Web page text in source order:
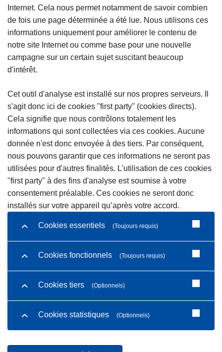
Internet. Cela nous permet notamment de savoir combien
de fois une page déterminée a été lue. Nous utilisons ces
informations uniquement pour améliorer le contenu de
notre site Internet ou comme base pour une nouvelle
campagne sur un certain sujet suscitant beaucoup
d'intérêt.
Cet outil d'analyse est installé sur nos propres serveurs. Il
s'agit donc ici de cookies "first party" (cookies directs).
Cela signifie que nous contrôlons totalement les
informations qui sont collectées via ces cookies. Aucune
donnée n'est donc envoyée à des tiers. Par conséquent,
nous pouvons garantir que ces informations ne seront pas
utilisées pour d'autres finalités. L'utilisation de ces cookies
"first party" à des fins d'analyse est soumise à votre
consentement préalable. Ces cookies ne seront donc
installés sur votre appareil qu’après votre accord.
Cookies essentiels (Toujours requis)
Cookies fonctionnels (Toujours requis)
Cookies tiers (Optionnels)
Cookies statistiques (Optionnels)